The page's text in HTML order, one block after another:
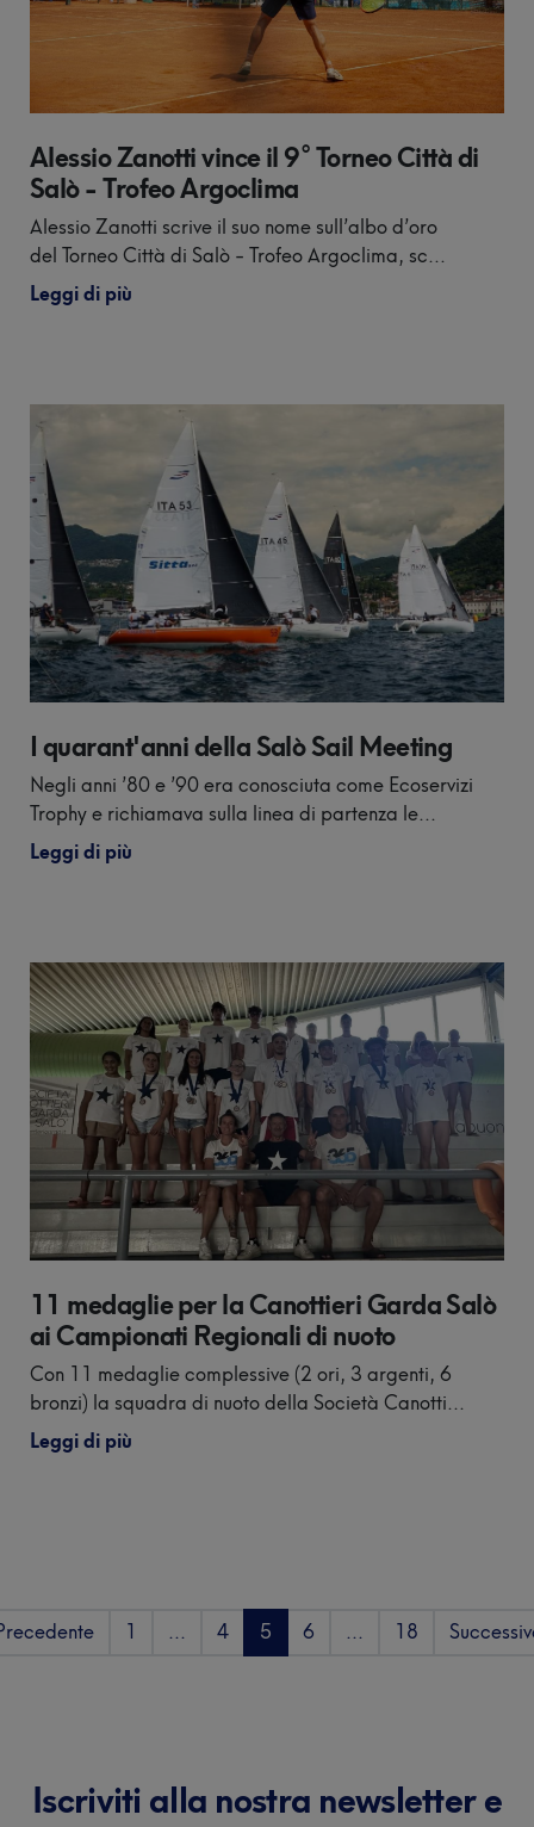
Alessio Zanotti vince il 9° Torneo Città di
Salò - Trofeo Argoclima
Alessio Zanotti scrive il suo nome sull’albo d’oro
del Torneo Città di Salò - Trofeo Argoclima, sc...
Leggi di più
I quarant'anni della Salò Sail Meeting
Negli anni ’80 e ’90 era conosciuta come Ecoservizi
Trophy e richiamava sulla linea di partenza le...
Leggi di più
11 medaglie per la Canottieri Garda Salò
ai Campionati Regionali di nuoto
Con 11 medaglie complessive (2 ori, 3 argenti, 6
bronzi) la squadra di nuoto della Società Canotti...
Leggi di più
1 ... 4 5 6 ... 18
Iscriviti alla nostra newsletter e